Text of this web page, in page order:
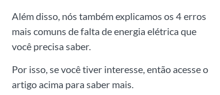
Além disso, nós também explicamos os 4 erros
mais comuns de falta de energia elétrica que
você precisa saber.
Por isso, se você tiver interesse, então acesse o
artigo acima para saber mais.